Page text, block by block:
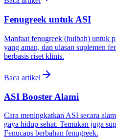
Fenugreek untuk ASI
Manfaat fenugreek (hulbah) untuk
yang aman, dan ulasan suplemen
berbasis riset klinis.
Baca artikel
ASI Booster Alami
Cara meningkatkan ASI secara
gaya hidup sehat. Temukan juga
Fenucaps berbahan fenugreek.